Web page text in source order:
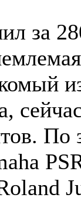
за
По